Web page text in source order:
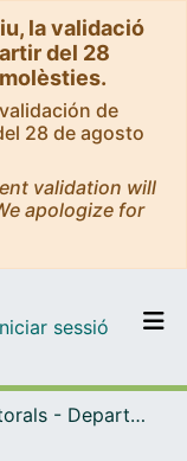
la validació
del 28
de
28 de agosto
validation will
apologize for
tot el DD
sessió (current)
Tesis Doctorals - Departament - Biologia Vegetal